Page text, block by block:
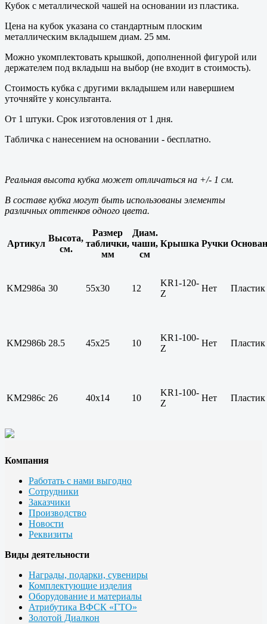
Кубок с металлической чашей на основании из пластика.
Цена на кубок указана со стандартным плоским
металлическим вкладышем диам. 25 мм.
Можно укомплектовать крышкой, дополненной фигурой или
держателем под вкладыш на выбор (не входит в стоимость).
Стоимость кубка с другими вкладышем или навершием
уточняйте у консультанта.
От 1 штуки. Срок изготовления от 1 дня.
Табличка с нанесением на основании - бесплатно.
Реальная высота кубка может отличаться на +/- 1 см.
В составе кубка могут быть использованы элементы
различных оттенков одного цвета.
Артикул
Высота,
см.
Размер
таблички,
мм
Диам.
чаши,
см
Крышка Ручки
KM2986a 30 55х30 12
KR1-120-
Z
Нет Пластик
KM2986b 28.5 45х25 10
KR1-100-
Z
Нет Пластик
KM2986c 26 40х14 10
KR1-100-
Z
Нет Пластик
Компания
Работать с нами выгодно
Сотрудники
Заказчики
Производство
Новости
Реквизиты
Виды деятельности
Награды, подарки, сувениры
Комплектующие изделия
Оборудование и материалы
Атрибутика ВФСК «ГТО»
Золотой Диалкон